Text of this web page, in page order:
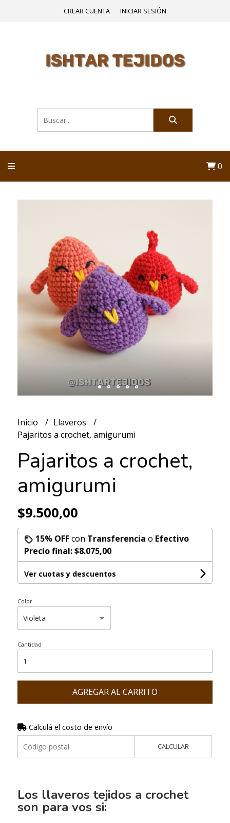
CREAR CUENTA INICIAR SESIÓN
0
Inicio
Llaveros
Pajaritos a crochet, amigurumi
Pajaritos a crochet,
amigurumi
$9.500,00
15% OFFcon Transferencia o Efectivo
Precio final:$8.075,00
Ver cuotas y descuentos
Color
Cantidad
AGREGAR AL CARRITO
Calculá el costo de envío
CALCULAR
Los llaveros tejidos a crochet
son para vos si: